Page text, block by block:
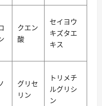
クエン
酸
セイヨウ
キズタエ
キス
グリセ
リン
トリメチ
ルグリシ
ン